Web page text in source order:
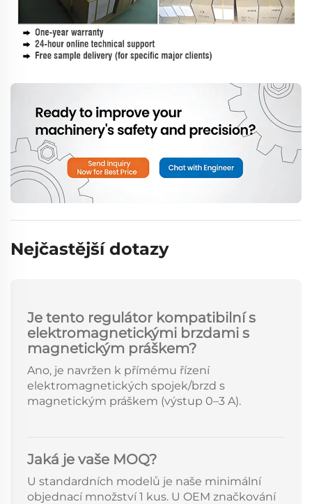
Nejčastější dotazy
Je tento regulátor kompatibilní s
elektromagnetickými brzdami s
magnetickým práškem?
Ano, je navržen k přímému řízení
elektromagnetických spojek/brzd s
magnetickým práškem (výstup 0–3 A).
Jaká je vaše MOQ?
U standardních modelů je naše minimální
objednací množství 1 kus. U OEM značkování